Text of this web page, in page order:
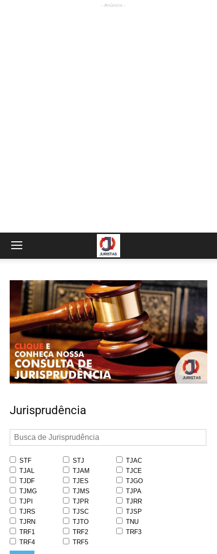
- Anúncio -
Jurisprudência
STF STJ
TJAC
TJAL
TJAM
TJCE
TJDF
TJES
TJGO
TJMG
TJMS
TJPA
TJPI
TJPR
TJRR
TJRS
TJSC
TJSP
TJRN
TJTO
TNU
TRF1
TRF2
TRF3
TRF4
TRF5